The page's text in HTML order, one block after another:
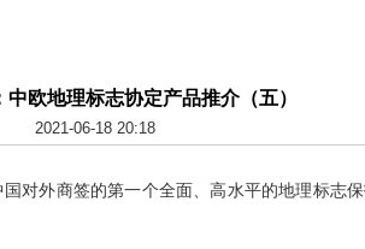
欧地理标志协定产品推介（五）
2021-06-18 20:18
外商签的第一个全面、高水平的地理标志